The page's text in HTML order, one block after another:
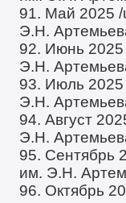
91. Май 2025
Э.Н.
92. Июнь
Э.Н.
93. Июль
Э.Н.
94. Август
Э.Н.
95. Сентябрь
им. Э.Н.
96. Октябрь